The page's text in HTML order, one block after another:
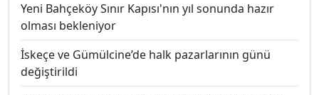
Yeni Bahçeköy Sınır Kapısı'nın yıl sonunda hazır
olması bekleniyor
İskeçe ve Gümülcine’de halk pazarlarının günü
değiştirildi